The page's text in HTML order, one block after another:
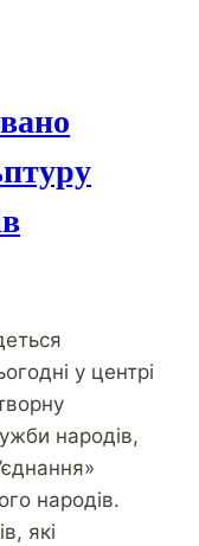
у центрі
народів,
народів.
які